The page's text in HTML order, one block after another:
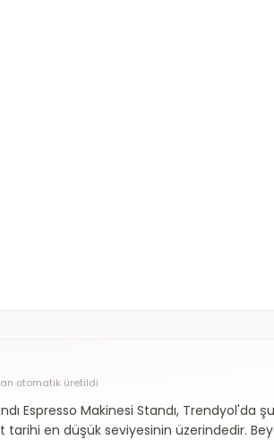
otomatik üretildi
Espresso Makinesi Standı, Trendyol'da
en düşük seviyesinin üzerindedir.